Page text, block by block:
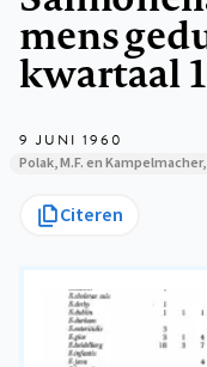
mens
kwartaal
9 JUNI 1960
Polak, M.F. en Kampelmacher,
Citeren